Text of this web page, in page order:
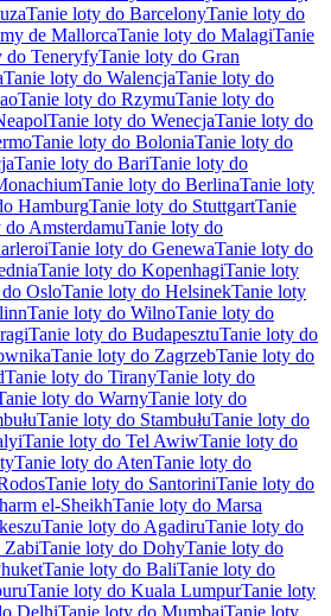
Tanie loty do BarcelonyTanie loty do
de MallorcaTanie loty do MalagiTanie
do TeneryfyTanie loty do Gran
Tanie loty do WalencjaTanie loty do
Tanie loty do RzymuTanie loty do
Tanie loty do WenecjaTanie loty do
Tanie loty do BoloniaTanie loty do
Tanie loty do BariTanie loty do
Tanie loty do BerlinaTanie loty
HamburgTanie loty do StuttgartTanie
AmsterdamuTanie loty do
Tanie loty do GenewaTanie loty do
Tanie loty do KopenhagiTanie loty
OsloTanie loty do HelsinekTanie loty
Tanie loty do WilnoTanie loty do
Tanie loty do BudapesztuTanie loty do
Tanie loty do ZagrzebTanie loty do
Tanie loty do TiranyTanie loty do
loty do WarnyTanie loty do
Tanie loty do StambułuTanie loty do
Tanie loty do Tel AwiwTanie loty do
Tanie loty do AtenTanie loty do
Tanie loty do SantoriniTanie loty do
el-SheikhTanie loty do Marsa
Tanie loty do AgadiruTanie loty do
ZabiTanie loty do DohyTanie loty do
Tanie loty do BaliTanie loty do
Tanie loty do Kuala LumpurTanie loty